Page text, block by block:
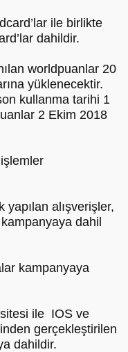
ile birlikte
dahildir.
worldpuanlar 20
yüklenecektir.
kullanma tarihi 1
2 Ekim 2018
yapılan alışverişler,
dahil
kampanyaya
sitesi ile IOS ve
gerçekleştirilen
dahildir.